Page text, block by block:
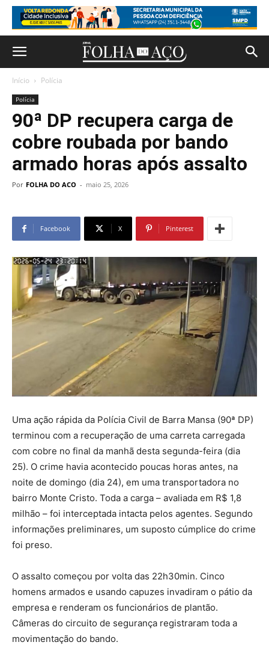
Início Polícia
Polícia
90ª DP recupera carga de
cobre roubada por bando
armado horas após assalto
Por FOLHA DO ACO - maio 25, 2026
Facebook X Pinterest
Uma ação rápida da Polícia Civil de Barra Mansa (90ª DP)
terminou com a recuperação de uma carreta carregada
com cobre no final da manhã desta segunda-feira (dia
25). O crime havia acontecido poucas horas antes, na
noite de domingo (dia 24), em uma transportadora no
bairro Monte Cristo. Toda a carga – avaliada em R$ 1,8
milhão – foi interceptada intacta pelos agentes. Segundo
informações preliminares, um suposto cúmplice do crime
foi preso.
O assalto começou por volta das 22h30min. Cinco
homens armados e usando capuzes invadiram o pátio da
empresa e renderam os funcionários de plantão.
Câmeras do circuito de segurança registraram toda a
movimentação do bando.